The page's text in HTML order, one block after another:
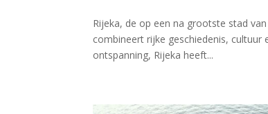
Rijeka, de op een na grootste stad
combineert rijke geschiedenis,
ontspanning, Rijeka heeft...